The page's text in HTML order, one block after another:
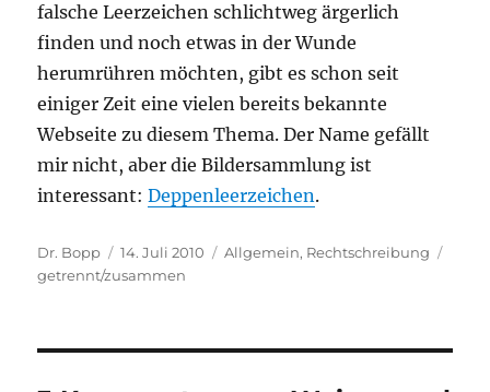
falsche Leerzeichen schlichtweg ärgerlich
finden und noch etwas in der Wunde
herumrühren möchten, gibt es schon seit
einiger Zeit eine vielen bereits bekannte
Webseite zu diesem Thema. Der Name gefällt
mir nicht, aber die Bildersammlung ist
interessant:Deppenleerzeichen.
Autor
Dr. Bopp
Veröffentlicht
am
14. Juli 2010 Kategorien
Allgemein, Rechtschreibung
getrennt/zusammen